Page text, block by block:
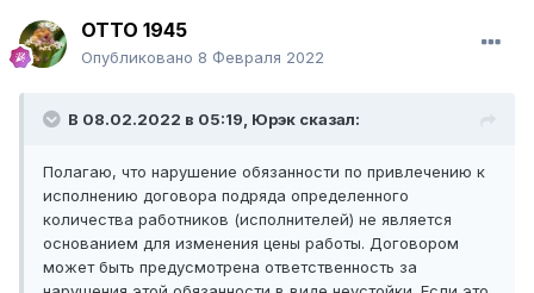
ОТТО 1945
Опубликовано 8 Февраля 2022
В 08.02.2022 в 05:19, Юрэк сказал:
Полагаю, что нарушение обязанности по привлечению к
исполнению договора подряда определенного
количества работников (исполнителей) не является
основанием для изменения цены работы. Договором
может быть предусмотрена ответственность за